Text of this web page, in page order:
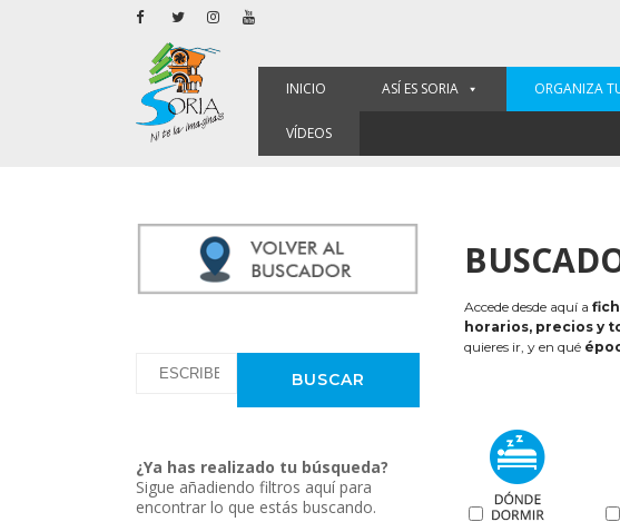
INICIO ASÍ ES SORIA ORGANIZA
VÍDEOS
¿Ya has realizado tu búsqueda?
Sigue añadiendo filtros aquí para
encontrar lo que estás buscando.
Accede desde aquí a
horarios, precios y
quieres ir, y en qué